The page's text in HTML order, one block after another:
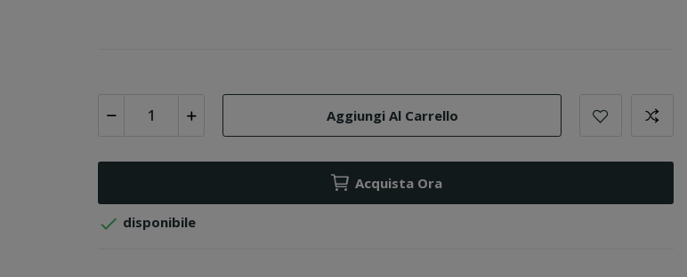
Aggiungi Al Carrello
Acquista Ora
 disponibile